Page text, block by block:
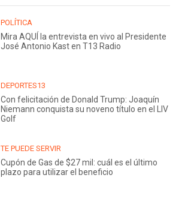
POLÍTICA
Mira AQUÍ la entrevista en vivo al Presidente
José Antonio Kast en T13 Radio
DEPORTES13
Con felicitación de Donald Trump: Joaquín
Niemann conquista su noveno título en el LIV
Golf
TE PUEDE SERVIR
Cupón de Gas de $27 mil: cuál es el último
plazo para utilizar el beneficio